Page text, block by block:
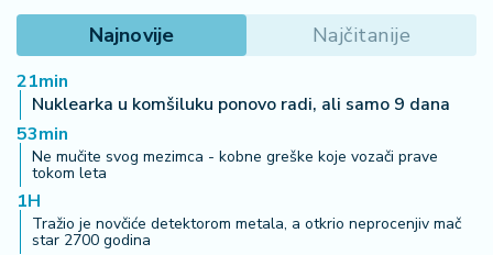
Najnovije Najčitanije
21min
Nuklearka u komšiluku ponovo radi, ali samo 9 dana
53min
Ne mučite svog mezimca - kobne greške koje vozači prave
tokom leta
1H
Tražio je novčiće detektorom metala, a otkrio neprocenjiv mač
star 2700 godina